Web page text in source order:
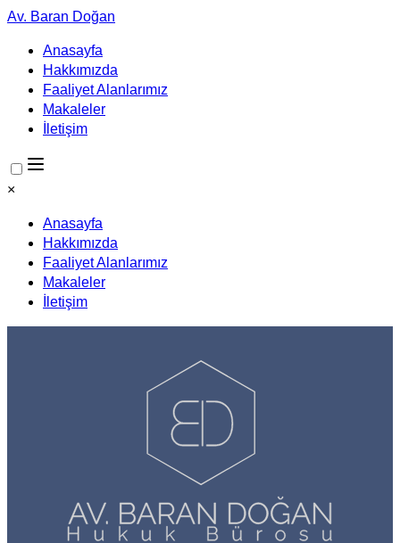
Av. Baran Doğan
Anasayfa
Hakkımızda
Faaliyet Alanlarımız
Makaleler
İletişim
×
Anasayfa
Hakkımızda
Faaliyet Alanlarımız
Makaleler
İletişim